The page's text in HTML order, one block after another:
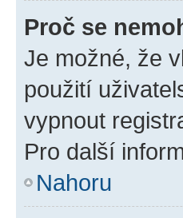
Proč se
Je možné, že
použití
vypnout
Pro další
Nahoru